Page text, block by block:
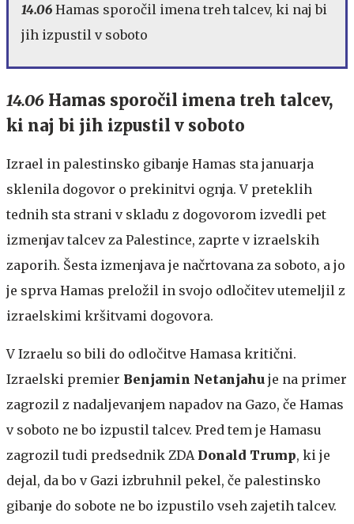
14.06 Hamas sporočil imena treh talcev, ki naj bi
jih izpustil v soboto
14.06 Hamas sporočil imena treh talcev,
ki naj bi jih izpustil v soboto
Izrael in palestinsko gibanje Hamas sta januarja
sklenila dogovor o prekinitvi ognja. V preteklih
tednih sta strani v skladu z dogovorom izvedli pet
izmenjav talcev za Palestince, zaprte v izraelskih
zaporih. Šesta izmenjava je načrtovana za soboto, a jo
je sprva Hamas preložil in svojo odločitev utemeljil z
izraelskimi kršitvami dogovora.
V Izraelu so bili do odločitve Hamasa kritični.
Izraelski premier Benjamin Netanjahu je na primer
zagrozil z nadaljevanjem napadov na Gazo, če Hamas
v soboto ne bo izpustil talcev. Pred tem je Hamasu
zagrozil tudi predsednik ZDA Donald Trump, ki je
dejal, da bo v Gazi izbruhnil pekel, če palestinsko
gibanje do sobote ne bo izpustilo vseh zajetih talcev.